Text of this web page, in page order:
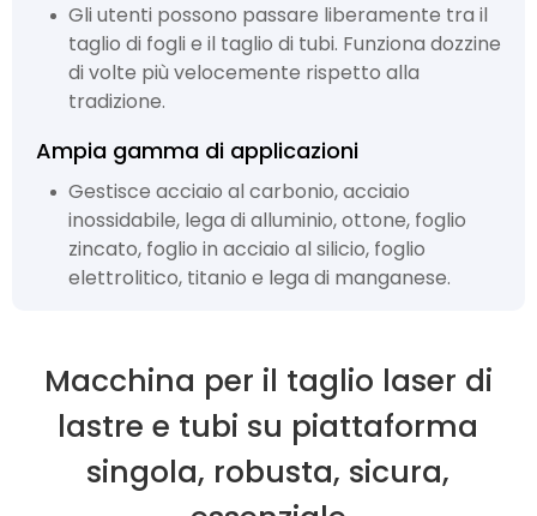
Gli utenti possono passare liberamente tra il
taglio di fogli e il taglio di tubi. Funziona dozzine
di volte più velocemente rispetto alla
tradizione.
Ampia gamma di applicazioni
Gestisce acciaio al carbonio, acciaio
inossidabile, lega di alluminio, ottone, foglio
zincato, foglio in acciaio al silicio, foglio
elettrolitico, titanio e lega di manganese.
Macchina per il taglio laser di
lastre e tubi su piattaforma
singola, robusta, sicura,